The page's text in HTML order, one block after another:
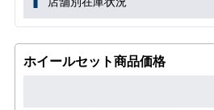
ホイールセット商品価格